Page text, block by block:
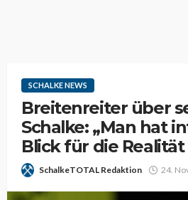
SCHALKE NEWS
Breitenreiter über
Schalke: „Man hat
Blick für die
SchalkeTOTAL Redaktion 24.